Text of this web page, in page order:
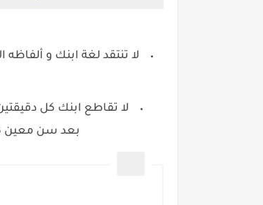
لا تنتقد لغة ابنك و
لا تقاطع ابنك كل
بعد سن معين